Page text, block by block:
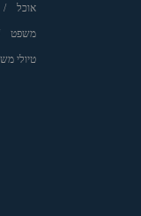
אוכל
משפט
טיולי